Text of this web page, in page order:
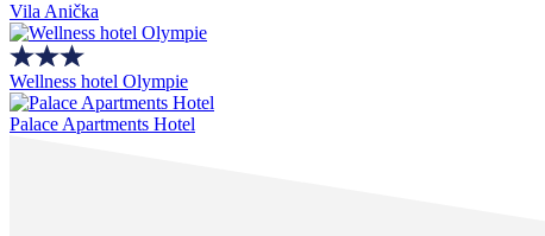
Vila Anička
Wellness hotel Olympie
Palace Apartments Hotel